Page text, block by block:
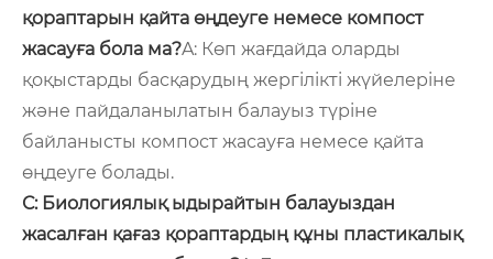
қораптарын қайта өңдеуге немесе компост
жасауға бола ма?A: Көп жағдайда оларды
қоқыстарды басқарудың жергілікті жүйелеріне
және пайдаланылатын балауыз түріне
байланысты компост жасауға немесе қайта
өңдеуге болады.
С: Биологиялық ыдырайтын балауыздан
жасалған қағаз қораптардың құны пластикалық